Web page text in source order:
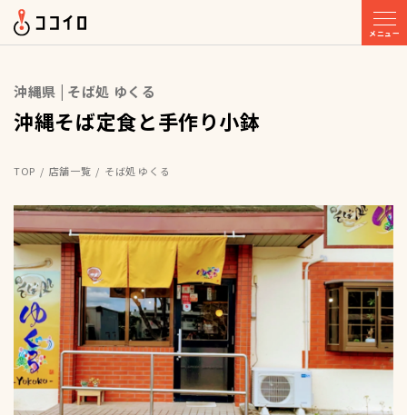
メニュー
沖縄県 | そば処 ゆくる
沖縄そば定食と手作り小鉢
TOP 店舗一覧 そば処 ゆくる